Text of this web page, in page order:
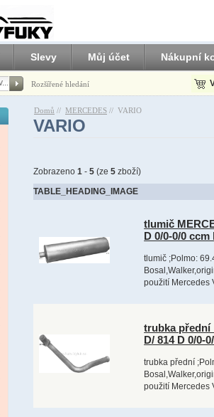
Slevy Můj účet Nákupní
Rozšířené hledání
Domů // MERCEDES // VARIO
VARIO
Zobrazeno1 -5 (ze5 zboží)
TABLE_HEADING_IMAGE
tlumič
D 0/0-0/0 ccm
tlumič ;Polmo:
použití Mercedes
trubka přední
D/ 814 D 0/0-
trubka přední
použití Mercedes